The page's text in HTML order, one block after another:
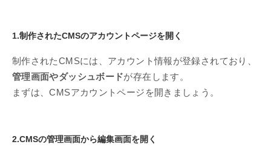
1.制作されたCMSのアカウントページを開く
制作されたCMSには、アカウント情報が登録されており、
管理画面やダッシュボードが存在します。
まずは、CMSアカウントページを開きましょう。
2.CMSの管理画面から編集画面を開く